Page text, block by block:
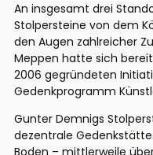
An insgesamt drei
Stolpersteine von dem
den Augen zahlreicher
Meppen hatte sich
2006 gegründeten
Gedenkprogramm
Gunter Demnigs
dezentrale